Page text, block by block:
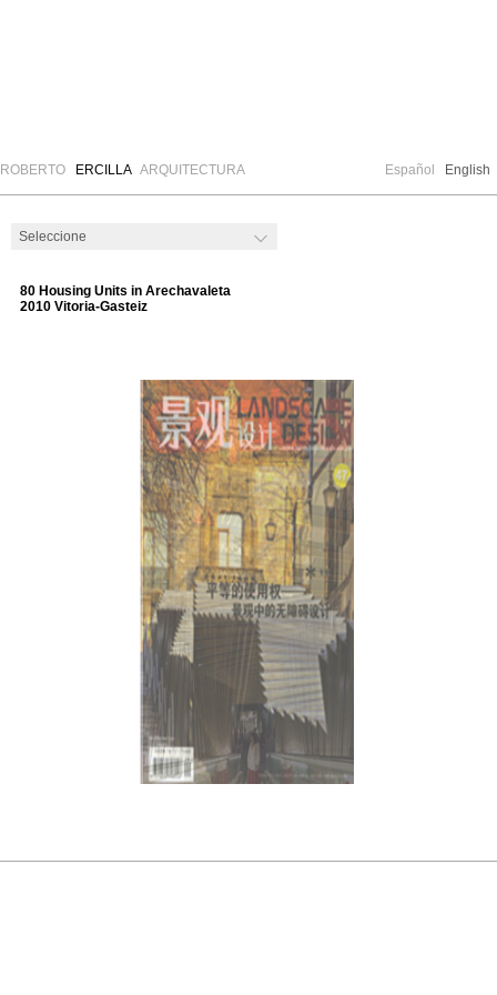
ROBERTO ERCILLAARQUITECTURA Español English
80 Housing Units in Arechavaleta
2010 Vitoria-Gasteiz